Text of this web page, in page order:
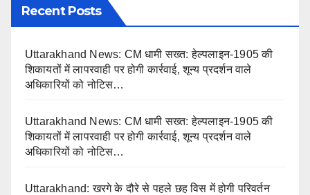
Recent Posts
Uttarakhand News: CM धामी सख्त: हेल्पलाइन-1905 की
शिकायतों में लापरवाही पर होगी कार्रवाई, शून्य प्रदर्शन वाले
अधिकारियों को नोटिस…
Uttarakhand News: CM धामी सख्त: हेल्पलाइन-1905 की
शिकायतों में लापरवाही पर होगी कार्रवाई, शून्य प्रदर्शन वाले
अधिकारियों को नोटिस…
Uttarakhand: खरगे के दौरे से पहले छह विस में होगी परिवर्तन